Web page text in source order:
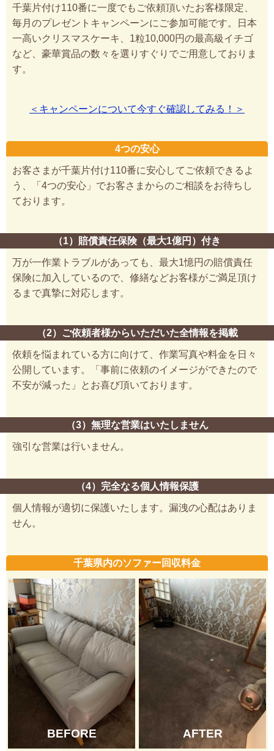
千葉片付け110番に一度でもご依頼頂いたお客様限定、
毎月のプレゼントキャンペーンにご参加可能です。日本
一高いクリスマスケーキ、1粒10,000円の最高級イチゴ
など、豪華賞品の数々を選りすぐりでご用意しておりま
す。
＜キャンペーンについて今すぐ確認してみる！＞
4つの安心
お客さまが千葉片付け110番に安心してご依頼できるよ
う、「4つの安心」でお客さまからのご相談をお待ちし
ております。
（1）賠償責任保険（最大1億円）付き
万が一作業トラブルがあっても、最大1憶円の賠償責任
保険に加入しているので、修繕などお客様がご満足頂け
るまで真摯に対応します。
（2）ご依頼者様からいただいた全情報を掲載
依頼を悩まれている方に向けて、作業写真や料金を日々
公開しています。「事前に依頼のイメージができたので
不安が減った」とお喜び頂いております。
（3）無理な営業はいたしません
強引な営業は行いません。
（4）完全なる個人情報保護
個人情報が適切に保護いたします。漏洩の心配はありま
せん。
千葉県内のソファー回収料金
BEFORE AFTER